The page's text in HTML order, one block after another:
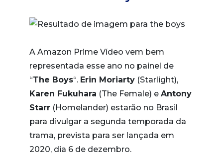
A Amazon Prime Vídeo vem bem
representada esse ano no painel de
“The Boys“. Erin Moriarty (Starlight),
Karen Fukuhara (The Female) e Antony
Starr (Homelander) estarão no Brasil
para divulgar a segunda temporada da
trama, prevista para ser lançada em
2020, dia 6 de dezembro.